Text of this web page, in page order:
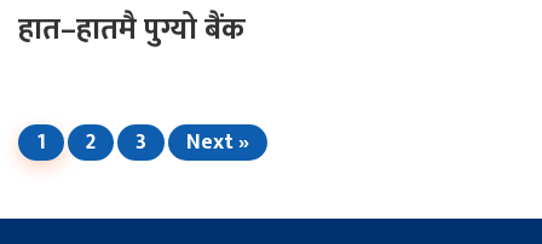
हात–हातमै पुग्यो बैंक
1 2 3 Next »